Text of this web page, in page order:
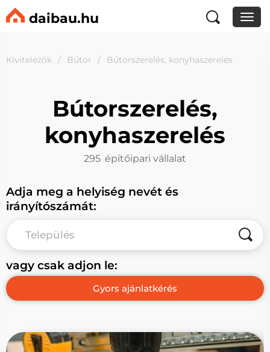
daibau.hu
Kivitelezők Bútor Bútorszerelés, konyhaszerelés
Bútorszerelés,
konyhaszerelés
295 építőipari vállalat
Adja meg a helyiség nevét és
irányítószámát:
vagy csak adjon le: